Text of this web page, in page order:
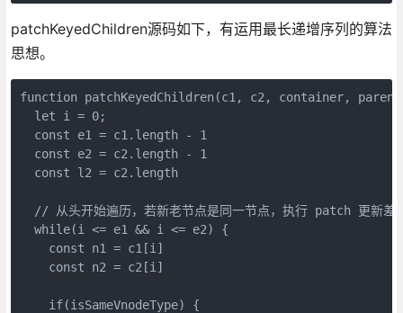
patchKeyedChildren源码如下，有运用最长递增序列的算法
思想。
function patchKeyedChildren(c1, c2, container,
  let i = 0;
  const e1 = c1.length - 1
  const e2 = c2.length - 1
  const l2 = c2.length
// 从头开始遍历，若新老节点是同一节点，执行 patch 更新
  while(i <= e1 && i <= e2) {
    const n1 = c1[i]
    const n2 = c2[i]
    if(isSameVnodeType) {